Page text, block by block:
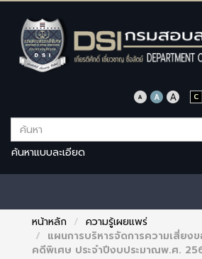
ค้นหาแบบละเอียด
หน้าหลัก
ความรู้เผยแพร่
แผนการบริหารจัดการความเสี่ยง
คดีพิเศษ ประจำปีงบประมาณพ.ศ.